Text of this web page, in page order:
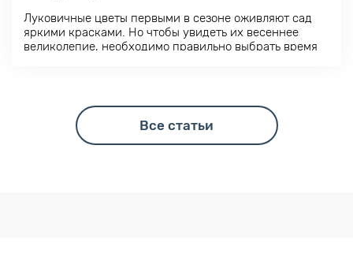
Луковичные цветы первыми в сезоне оживляют сад
яркими красками. Но чтобы увидеть их весеннее
великолепие, необходимо правильно выбрать время
Все статьи